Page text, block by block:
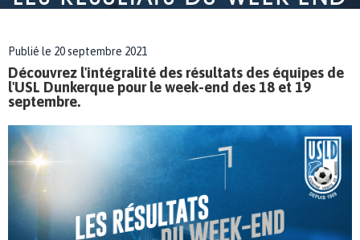
Publié le 20 septembre 2021
Découvrez l'intégralité des résultats des équipes de
l'USL Dunkerque pour le week-end des 18 et 19
septembre.